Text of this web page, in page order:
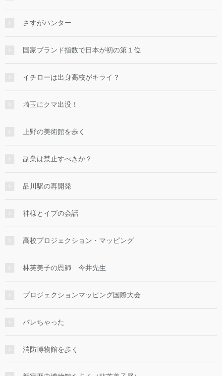
さすがハンター
国家ブランド指数で日本が初の第１位
イチローは出身高校がキライ？
埼玉にクマ出没！
上野の美術館を歩く
副業は禁止すべきか？
品川駅の再開発
神様とイブの会話
高校プロジェクション・マッピング
林芙美子の恩師 今井先生
プロジェクションマッピング国際大会
バレちゃった
消防博物館を歩く